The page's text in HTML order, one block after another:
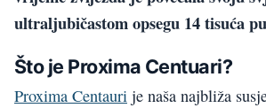
ultraljubičastom opsegu 14 tisuća
Što je Proxima Centuari?
Proxima Centauri je naša najbliža